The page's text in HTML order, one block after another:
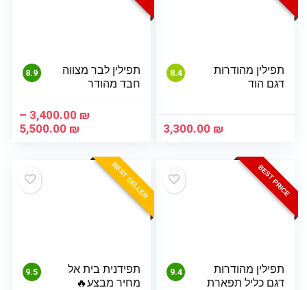
8.4
תפילין מהודרות
דגם הוד
3,300.00 ₪
8.9
תפילין לבר מצווה
חבד מהודר
3,400.00 ₪
–
5,500.00 ₪
BEST PRICE
9.4
תפילין מהודרות
דגם כליל תפארת
BEST SELLER
9.5
תפידנית בית אל
מחיר מבצע🔥